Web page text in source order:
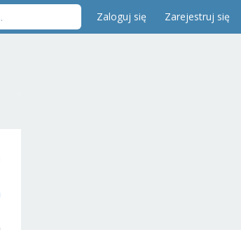
Zaloguj się Zarejestruj się